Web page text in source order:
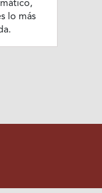
lo más